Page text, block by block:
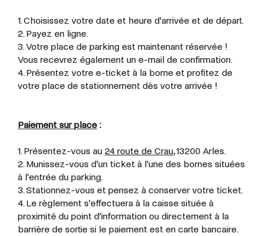
1. Choisissez votre date et heure d'arrivée et de départ.
2. Payez en ligne.
3. Votre place de parking est maintenant réservée !
Vous recevrez également un e-mail de confirmation.
4. Présentez votre e-ticket à la borne et profitez de
votre place de stationnement dès votre arrivée !
Paiement sur place :
1. Présentez-vous au 24 route de Crau, 13200 Arles.
2. Munissez-vous d'un ticket à l'une des bornes situées
à l'entrée du parking.
3. Stationnez-vous et pensez à conserver votre ticket.
4. Le règlement s'effectuera à la caisse située à
proximité du point d'information ou directement à la
barrière de sortie si le paiement est en carte bancaire.